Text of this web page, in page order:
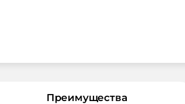
Преимущества